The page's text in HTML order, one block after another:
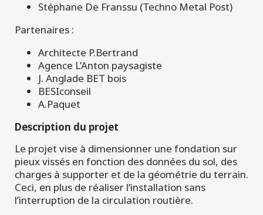
Stéphane De Franssu (Techno Metal Post)
Partenaires :
Architecte P.Bertrand
Agence L’Anton paysagiste
J. Anglade BET bois
BESIconseil
A.Paquet
Description du projet
Le projet vise à dimensionner une fondation sur
pieux vissés en fonction des données du sol, des
charges à supporter et de la géométrie du terrain.
Ceci, en plus de réaliser l’installation sans
l’interruption de la circulation routière.